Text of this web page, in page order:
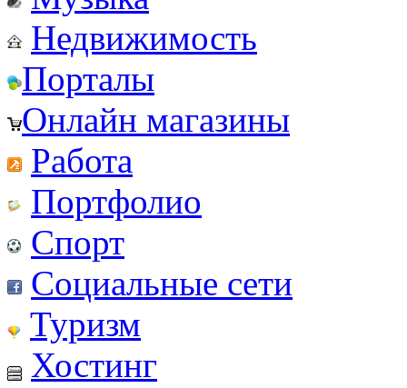
Недвижимость
Порталы
Онлайн магазины
Работа
Портфолио
Спорт
Социальные сети
Туризм
Хостинг